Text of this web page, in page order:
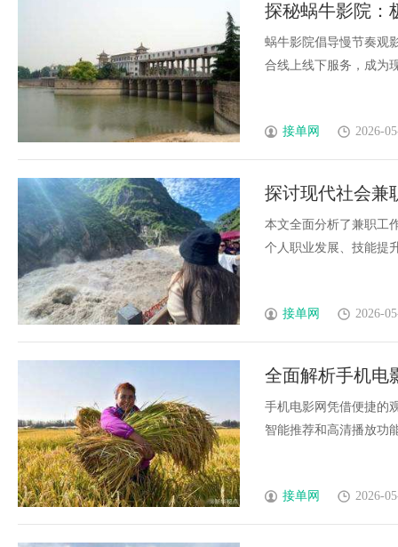
探秘蜗牛影院：
蜗牛影院倡导慢节奏观
合线上线下服务，成为
接单网 2026-
探讨现代社会兼
本文全面分析了兼职工
个人职业发展、技能提
接单网 2026-
全面解析手机电
手机电影网凭借便捷的
智能推荐和高清播放功
接单网 2026-